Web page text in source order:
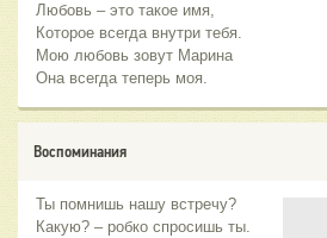
Любовь – это такое имя,
Которое всегда внутри тебя.
Мою любовь зовут Марина
Она всегда теперь моя.
Воспоминания
Ты помнишь нашу встречу?
Какую? – робко спросишь ты.